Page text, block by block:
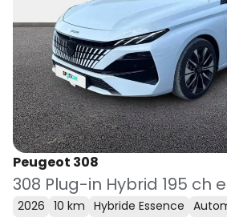
Peugeot 308
308 Plug-in Hybrid 195 ch
2026 10 km Hybride Essence